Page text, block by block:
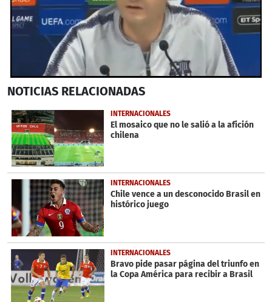
seconds
2
minutes,
22
seconds
NOTICIAS RELACIONADAS
INTERNACIONALES
El mosaico que no le salió a la afición
chilena
INTERNACIONALES
Chile vence a un desconocido Brasil en
histórico juego
INTERNACIONALES
Bravo pide pasar página del triunfo en
la Copa América para recibir a Brasil